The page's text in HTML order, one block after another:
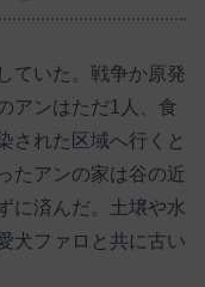
ていた。戦争か原発
アンはただ1人、食
された区域へ行くと
たアンの家は谷の近
に済んだ。土壌や水
犬ファロと共に古い